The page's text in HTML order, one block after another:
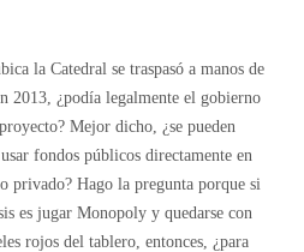
la Catedral se traspasó a manos de
2013, ¿podía legalmente el gobierno
Mejor dicho, ¿se pueden
fondos públicos directamente en
privado? Hago la pregunta porque si
es jugar Monopoly y quedarse con
rojos del tablero, entonces, ¿para